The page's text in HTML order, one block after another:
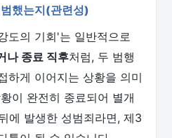
했는지(관련성)
도의 기회'는 일반적으로
나 종료 직후처럼, 두 범행
하게 이어지는 상황을 의미
이 완전히 종료되어 별개
에 발생한 성범죄라면, 제3